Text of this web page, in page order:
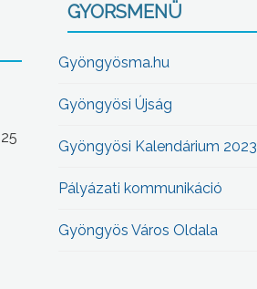
GYORSMENÜ
Gyöngyösma.hu
Gyöngyösi Újság
Gyöngyösi Kalendárium 2023
Pályázati kommunikáció
Gyöngyös Város Oldala